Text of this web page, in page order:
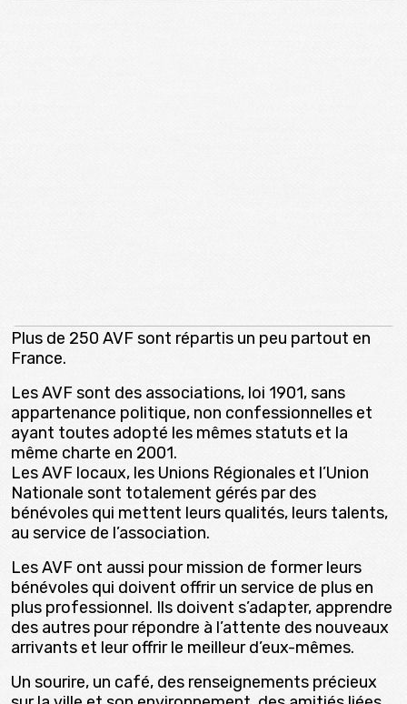
Plus de 250 AVF sont répartis un peu partout en
France.
Les AVF sont des associations, loi 1901, sans
appartenance politique, non confessionnelles et
ayant toutes adopté les mêmes statuts et la
même charte en 2001.
Les AVF locaux, les Unions Régionales et l’Union
Nationale sont totalement gérés par des
bénévoles qui mettent leurs qualités, leurs talents,
au service de l’association.
Les AVF ont aussi pour mission de former leurs
bénévoles qui doivent offrir un service de plus en
plus professionnel. Ils doivent s’adapter, apprendre
des autres pour répondre à l’attente des nouveaux
arrivants et leur offrir le meilleur d’eux-mêmes.
Un sourire, un café, des renseignements précieux